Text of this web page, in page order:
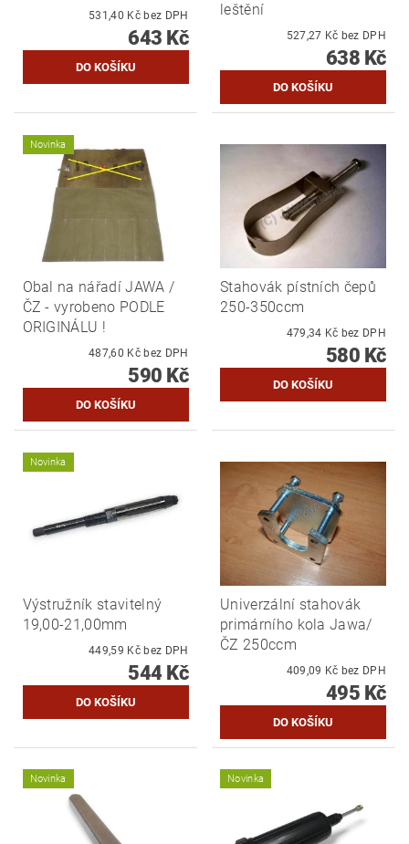
531,40 Kč bez DPH
643 Kč
leštění
527,27 Kč bez DPH
638 Kč
Novinka
Obal na nářadí JAWA /
ČZ - vyrobeno PODLE
ORIGINÁLU !
487,60 Kč bez DPH
590 Kč
Stahovák pístních čepů
250-350ccm
479,34 Kč bez DPH
580 Kč
Novinka
Výstružník stavitelný
19,00-21,00mm
449,59 Kč bez DPH
544 Kč
Univerzální stahovák
primárního kola Jawa/
ČZ 250ccm
409,09 Kč bez DPH
495 Kč
Novinka Novinka